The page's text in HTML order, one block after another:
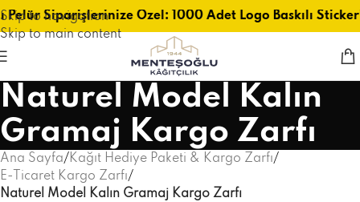
Skip to navigation
Skip to main content
Pelür Siparişlerinize Özel: 1000 Adet Logo Baskılı
Naturel Model Kalın
Gramaj Kargo Zarfı
Ana Sayfa/ Kağıt Hediye Paketi & Kargo Zarfı/
E-Ticaret Kargo Zarfı/
Naturel Model Kalın Gramaj Kargo Zarfı